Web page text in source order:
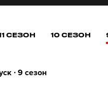
СЕЗОН 10 СЕЗОН
∙ 9 сезон